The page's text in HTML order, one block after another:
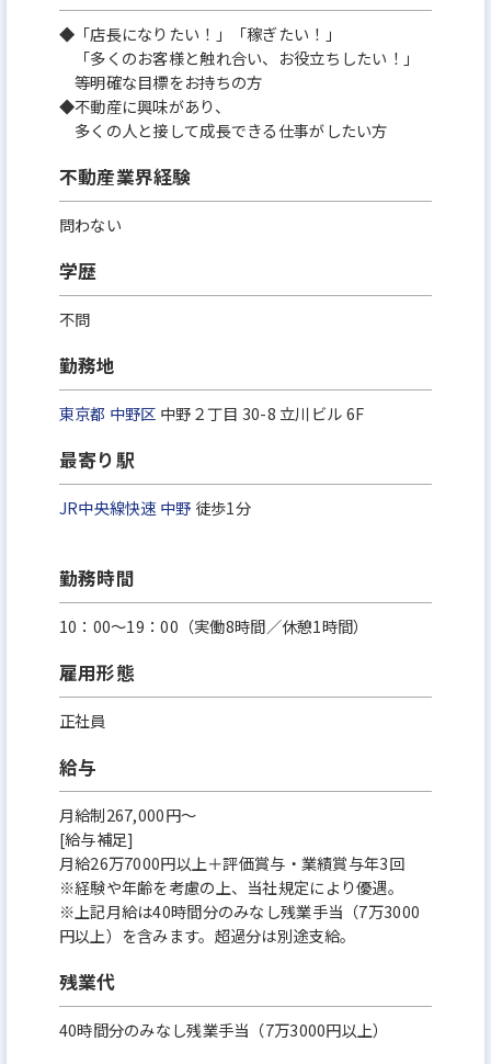
◆「店長になりたい！」「稼ぎたい！」
「多くのお客様と触れ合い、お役立ちしたい！」
等明確な目標をお持ちの方
◆不動産に興味があり、
多くの人と接して成長できる仕事がしたい方
不動産業界経験
問わない
学歴
不問
勤務地
東京都 中野区 中野２丁目 30-8 立川ビル 6F
最寄り駅
JR中央線快速 中野 徒歩1分
勤務時間
10：00～19：00（実働8時間／休憩1時間）
雇用形態
正社員
給与
月給制267,000円～
[給与補足]
月給26万7000円以上＋評価賞与・業績賞与年3回
※経験や年齢を考慮の上、当社規定により優遇。
※上記月給は40時間分のみなし残業手当（7万3000
円以上）を含みます。超過分は別途支給。
残業代
40時間分のみなし残業手当（7万3000円以上）